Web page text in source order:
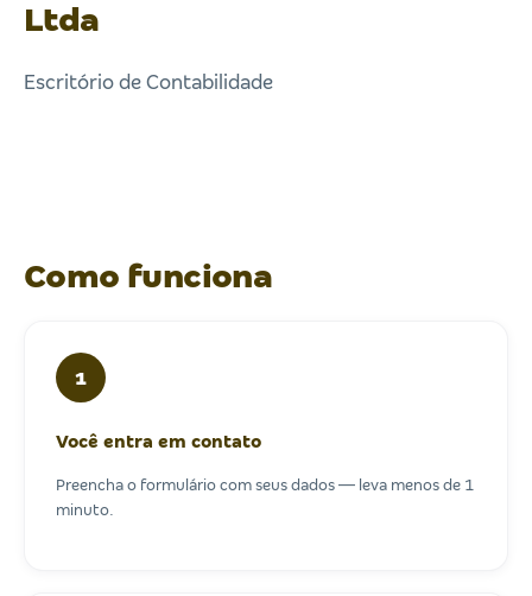
Ltda
Escritório de Contabilidade
Como funciona
1
Você entra em contato
Preencha o formulário com seus dados — leva menos de 1
minuto.